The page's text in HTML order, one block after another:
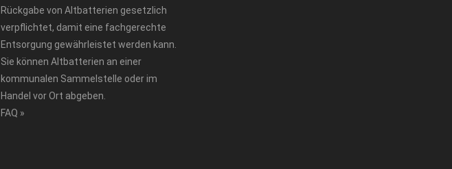
Rückgabe von Altbatterien gesetzlich
verpflichtet, damit eine fachgerechte
Entsorgung gewährleistet werden kann.
Sie können Altbatterien an einer
kommunalen Sammelstelle oder im
Handel vor Ort abgeben.
FAQ »